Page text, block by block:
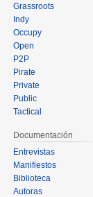
Grassroots
Indy
Occupy
Open
P2P
Pirate
Private
Public
Tactical
Documentación
Entrevistas
Manifiestos
Biblioteca
Autoras